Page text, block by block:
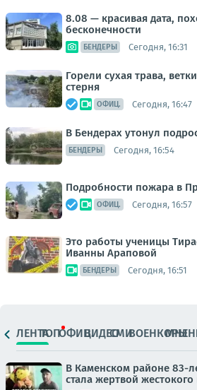
8.08 — красивая дата,
бесконечности
БЕНДЕРЫ Сегодня, 16:31
Горели сухая трава,
стерня
ОФИЦ. Сегодня, 16:47
В Бендерах утонул
БЕНДЕРЫ Сегодня, 16:54
Подробности пожара в
ОФИЦ. Сегодня, 16:57
Это работы ученицы
Иванны Араповой
БЕНДЕРЫ Сегодня, 16:51
ЛЕНТАТОПОФИЦ.ВИДЕОСМИВОЕНКОРЫ
В Каменском районе 83-
стала жертвой